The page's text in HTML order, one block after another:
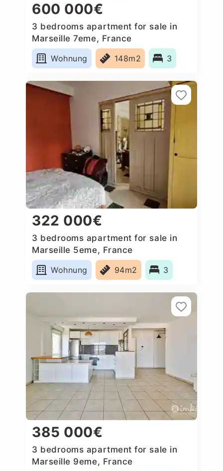
600 000€
3 bedrooms apartment for sale in
Marseille 7eme, France
Wohnung
148m2 3
322 000€
3 bedrooms apartment for sale in
Marseille 5eme, France
Wohnung
94m2 3
385 000€
3 bedrooms apartment for sale in
Marseille 9eme, France